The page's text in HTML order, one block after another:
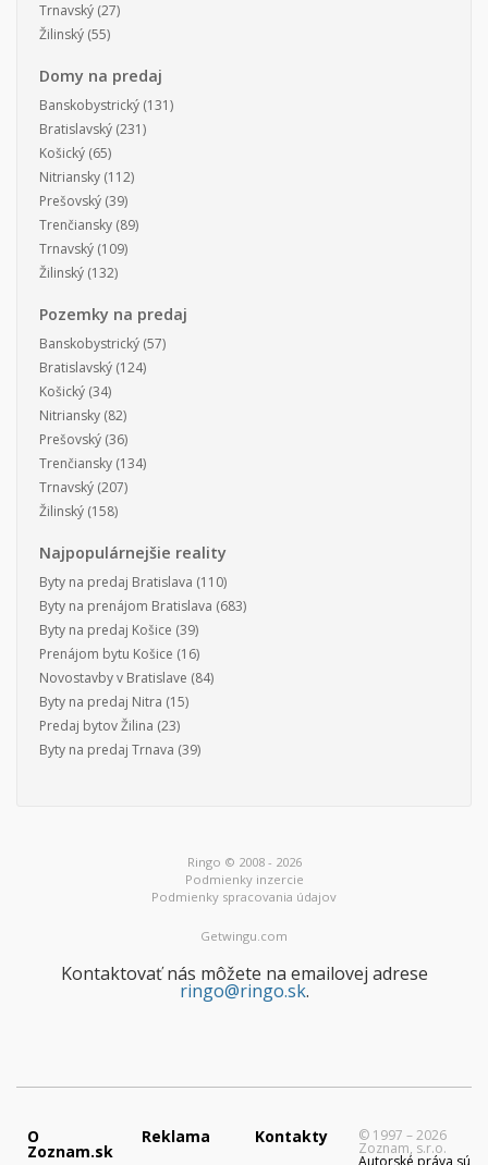
Trnavský (27)
Žilinský (55)
Domy na predaj
Banskobystrický (131)
Bratislavský (231)
Košický (65)
Nitriansky (112)
Prešovský (39)
Trenčiansky (89)
Trnavský (109)
Žilinský (132)
Pozemky na predaj
Banskobystrický (57)
Bratislavský (124)
Košický (34)
Nitriansky (82)
Prešovský (36)
Trenčiansky (134)
Trnavský (207)
Žilinský (158)
Najpopulárnejšie reality
Byty na predaj Bratislava (110)
Byty na prenájom Bratislava (683)
Byty na predaj Košice (39)
Prenájom bytu Košice (16)
Novostavby v Bratislave (84)
Byty na predaj Nitra (15)
Predaj bytov Žilina (23)
Byty na predaj Trnava (39)
Ringo © 2008 - 2026
Podmienky inzercie
Podmienky spracovania údajov
Getwingu.com
Kontaktovať nás môžete na emailovej adrese
ringo@ringo.sk.
O
Zoznam.sk
Reklama Kontakty © 1997 – 2026
Zoznam, s.r.o.